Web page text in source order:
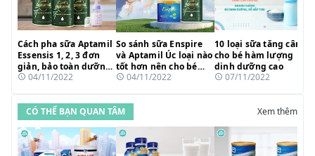
Cách pha sữa Aptamil
Essensis 1, 2, 3 đơn
giản, bảo toàn dưỡng
chất04/11/2022
So sánh sữa Enspire
và Aptamil Úc loại nào
tốt hơn nên cho bé
uống?
04/11/2022
10 loại sữa tăng cân
cho bé hàm lượng
dinh dưỡng cao
07/11/2022
CÓ THỂ BẠN QUAN TÂM Xem thêm